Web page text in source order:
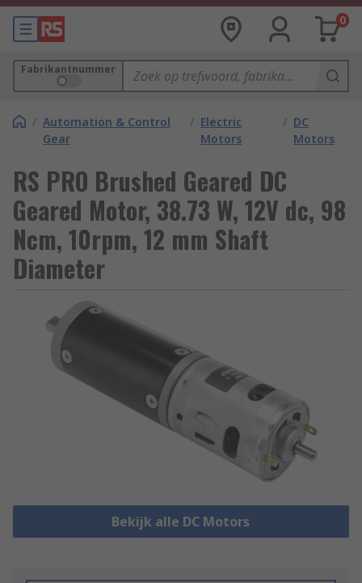
0
Fabrikantnummer
/ Automation & Control
Gear
/ Electric
Motors
/ DC
Motors
RS PRO Brushed Geared DC
Geared Motor, 38.73 W, 12V dc, 98
Ncm, 10rpm, 12 mm Shaft
Diameter
Bekijk alle DC Motors